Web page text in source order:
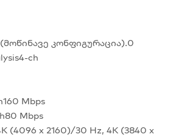
კონფიგურაცია).0
4-ch
160 Mbps
80 Mbps
(4096 x 2160)/30 Hz, 4K (3840 x